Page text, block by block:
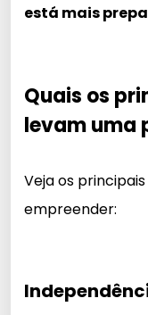
está mais
Quais os
levam uma
Veja os
empreender: